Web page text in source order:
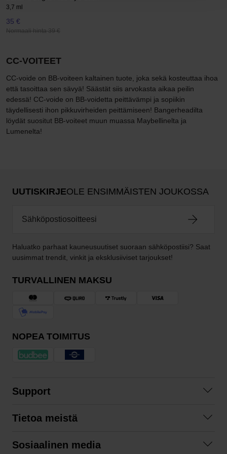
3,7 ml
35 €
Normaali hinta 39 €
CC-VOITEET
CC-voide on BB-voiteen kaltainen tuote, joka sekä kosteuttaa ihoa
että tasoittaa sen sävyä! Säästät siis arvokasta aikaa peilin
edessä! CC-voide on BB-voidetta peittävämpi ja sopiikin
täydellisesti ihon pikkuvirheiden peittämiseen! Bangerheadilta
löydät suositut BB-voiteet muun muassa Maybellinelta ja
Lumenelta!
UUTISKIRJEOLE ENSIMMÄISTEN JOUKOSSA
Haluatko parhaat kauneusuutiset suoraan sähköpostiisi? Saat
uusimmat trendit, vinkit ja eksklusiiviset tarjoukset!
TURVALLINEN MAKSU
NOPEA TOIMITUS
Support
Tilausehdot
Tietoa meistä
Sosiaalinen media